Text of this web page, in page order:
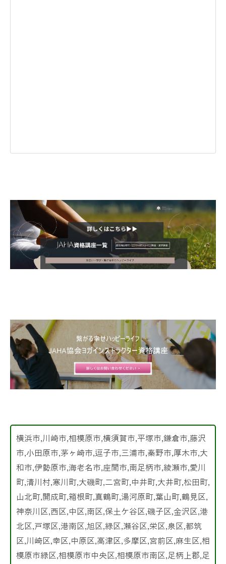
横浜市,川崎市,相模原市,横須賀市,平塚市,鎌倉市,藤沢
市,小田原市,茅ヶ崎市,逗子市,三浦市,秦野市,厚木市,大
和市,伊勢原市,海老名市,座間市,南足柄市,綾瀬市,愛川
町,清川村,寒川町,大磯町,二宮町,中井町,大井町,松田町,
山北町,開成町,箱根町,真鶴町,湯河原町,葉山町,鶴見区,
神奈川区,西区,中区,南区,保土ケ谷区,磯子区,金沢区,港
北区,戸塚区,港南区,旭区,緑区,瀬谷区,栄区,泉区,都筑
区,川崎区,幸区,中原区,高津区,多摩区,宮前区,麻生区,相
模原市緑区,相模原市中央区,相模原市南区,足柄上郡,足